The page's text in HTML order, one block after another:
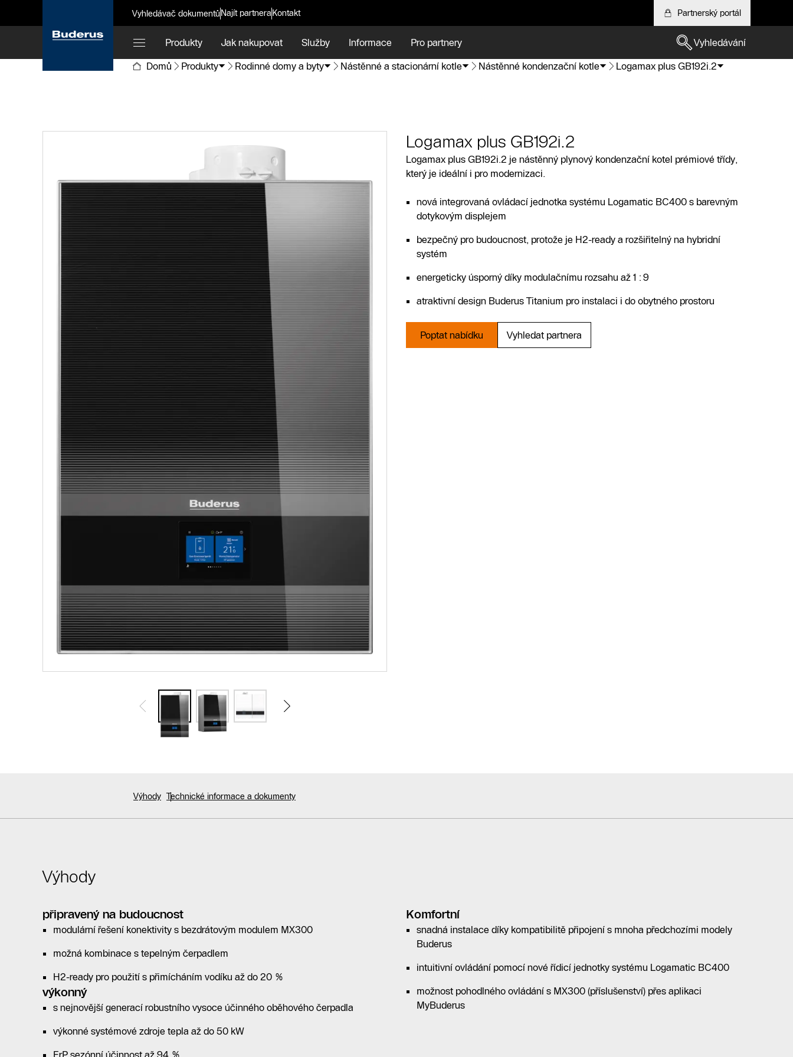
Vyhledávač dokumentůNajít partneraKontakt Partnerský portál
Produkty Jak nakupovat Služby Informace Pro partnery
Vyhledávání
Domů
Produkty Rodinné domy a byty Nástěnné a stacionární kotle Nástěnné kondenzační kotle Logamax plus GB192i.2
Logamax plus GB192i.2
Logamax plus GB192i.2 je nástěnný plynový kondenzační kotel prémiové třídy,
který je ideální i pro modernizaci.
nová integrovaná ovládací jednotka systému Logamatic BC400 s barevným
dotykovým displejem
bezpečný pro budoucnost, protože je H2-ready a rozšiřitelný na hybridní
systém
energeticky úsporný díky modulačnímu rozsahu až 1 : 9
atraktivní design Buderus Titanium pro instalaci i do obytného prostoru
Poptat nabídku Vyhledat partnera
Výhody Technické informace a dokumenty
Výhody
připravený na budoucnost
modulární řešení konektivity s bezdrátovým modulem MX300
možná kombinace s tepelným čerpadlem
H2-ready pro použití s přimícháním vodíku až do 20 %
výkonný
s nejnovější generací robustního vysoce účinného oběhového čerpadla
výkonné systémové zdroje tepla až do 50 kW
ErP sezónní účinnost až 94 %
Komfortní
snadná instalace díky kompatibilitě připojení s mnoha předchozími modely
Buderus
intuitivní ovládání pomocí nové řídicí jednotky systému Logamatic BC400
možnost pohodlného ovládání s MX300 (příslušenství) přes aplikaci
MyBuderus